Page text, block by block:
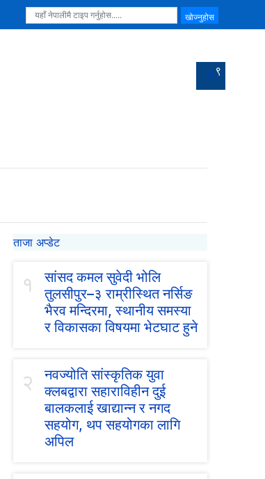
९
ताजा अप्डेट
१
सांसद कमल सुवेदी भोलि
तुलसीपुर–३ राम्रीस्थित नर्सिङ
भैरव मन्दिरमा, स्थानीय समस्या
र विकासका विषयमा भेटघाट हुने
२
नवज्योति सांस्कृतिक युवा
क्लबद्वारा सहाराविहीन दुई
बालकलाई खाद्यान्न र नगद
सहयोग, थप सहयोगका लागि
अपिल